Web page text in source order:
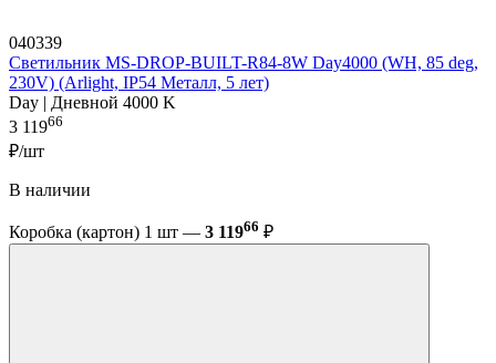
040339
Светильник MS-DROP-BUILT-R84-8W Day4000 (WH, 85 deg,
230V) (Arlight, IP54 Металл, 5 лет)
Day | Дневной 4000 K
3 11966
₽/шт
В наличии
Коробка (картон) 1 шт — 3 11966 ₽